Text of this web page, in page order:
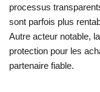
processus
sont parfois plus
Autre acteur notable,
protection pour les
partenaire fiable.